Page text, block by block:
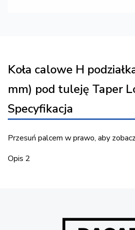
Koła calowe H
mm) pod tuleję Taper
Specyfikacja
Przesuń palcem w prawo, aby
Opis 2